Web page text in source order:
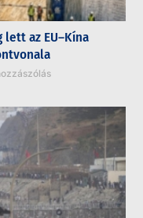
lett az EU–Kína